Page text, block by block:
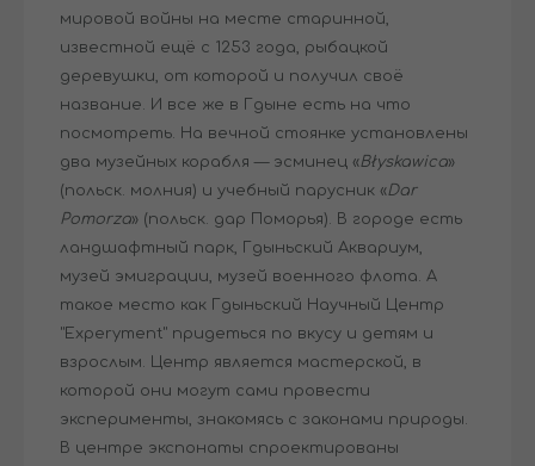
мировой войны на месте старинной,
известной ещё с 1253 года, рыбацкой
деревушки, от которой и получил своё
название. И все же в Гдыне есть на что
посмотреть. На вечной стоянке установлены
два музейных корабля — эсминец «Błyskawica»
(польск. молния) и учебный парусник «Dar
Pomorza» (польск. дар Поморья). В городе есть
ландшафтный парк, Гдыньский Аквариум,
музей эмиграции, музей военного флота. А
такое место как Гдыньский Научный Центр
"Experyment" придеться по вкусу и детям и
взрослым. Центр является мастерской, в
которой они могут сами провести
эксперименты, знакомясь с законами природы.
В центре экспонаты спроектированы